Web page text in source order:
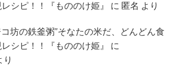
シピ！！『もののけ姫』
に 匿名 より
コ坊の鉄釜粥”そなたの米だ、どんどん食
シピ！！『もののけ姫』
に
り